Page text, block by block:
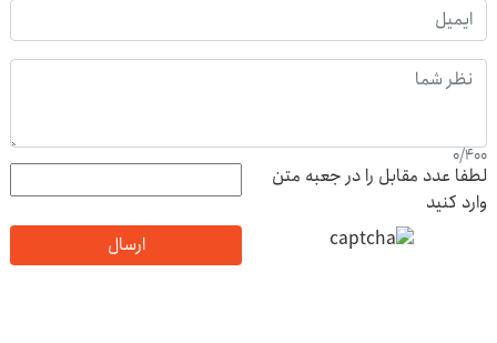
0/400
لطفا عدد مقابل را در جعبه متن
وارد کنید
ارسال